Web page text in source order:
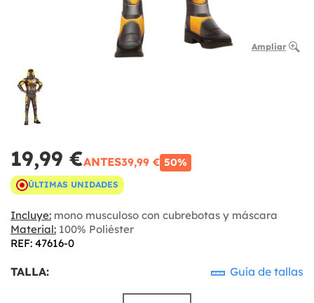
Ampliar
19,99 €ANTES39,99 € 50%
ÚLTIMAS UNIDADES
Incluye: mono musculoso con cubrebotas y máscara
Material: 100% Poliéster
REF: 47616-0
TALLA: Guía de tallas